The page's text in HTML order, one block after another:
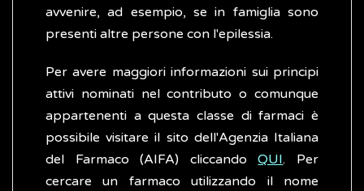
avvenire, ad esempio, se in famiglia sono
presenti altre persone con l'epilessia.
Per avere maggiori informazioni sui principi
attivi nominati nel contributo o comunque
appartenenti a questa classe di farmaci è
possibile visitare il sito dell'Agenzia Italiana
del Farmaco (AIFA) cliccandoQUI. Per
cercare un farmaco utilizzando il nome